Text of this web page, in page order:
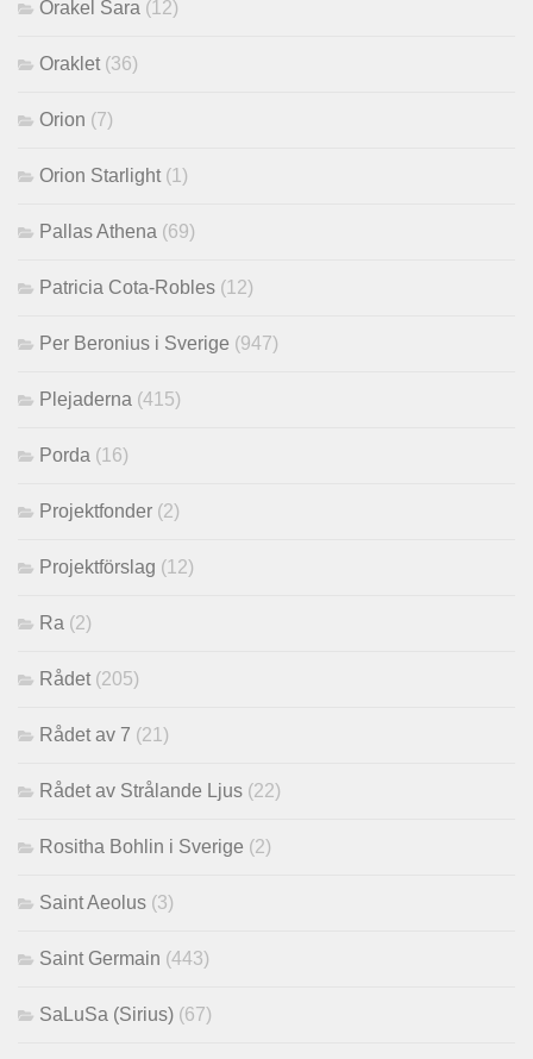
Orakel Sara (12)
Oraklet (36)
Orion (7)
Orion Starlight (1)
Pallas Athena (69)
Patricia Cota-Robles (12)
Per Beronius i Sverige (947)
Plejaderna (415)
Porda (16)
Projektfonder (2)
Projektförslag (12)
Ra (2)
Rådet (205)
Rådet av 7 (21)
Rådet av Strålande Ljus (22)
Rositha Bohlin i Sverige (2)
Saint Aeolus (3)
Saint Germain (443)
SaLuSa (Sirius) (67)